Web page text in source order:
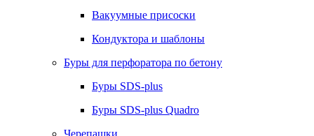
Вакуумные присоски
Кондуктора и шаблоны
Буры для перфоратора по бетону
Буры SDS-plus
Буры SDS-plus Quadro
Черепашки